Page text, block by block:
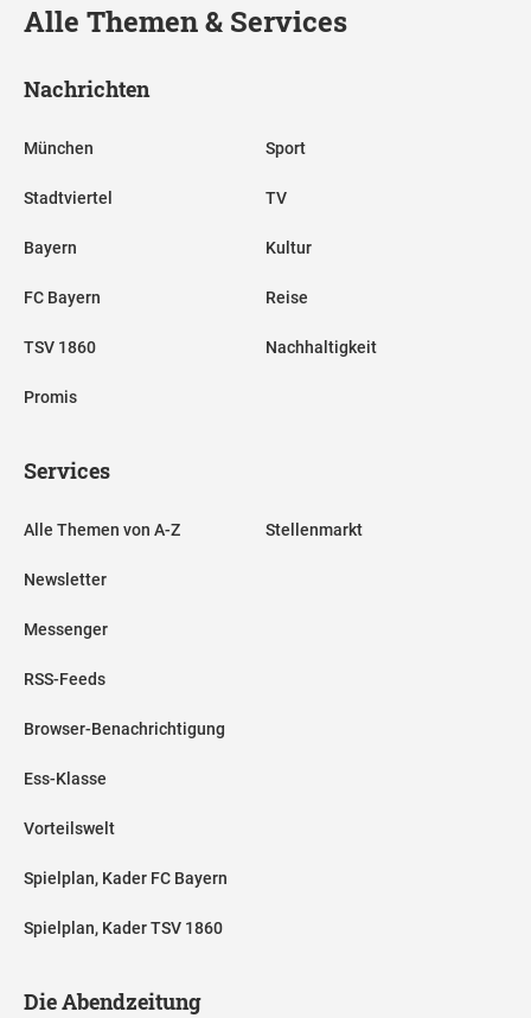
Alle Themen & Services
Nachrichten
München
Stadtviertel
Bayern
FC Bayern
TSV 1860
Promis
Sport
TV
Kultur
Reise
Nachhaltigkeit
Services
Alle Themen von A-Z
Newsletter
Messenger
RSS-Feeds
Browser-Benachrichtigung
Ess-Klasse
Vorteilswelt
Spielplan, Kader FC Bayern
Spielplan, Kader TSV 1860
Stellenmarkt
Die Abendzeitung